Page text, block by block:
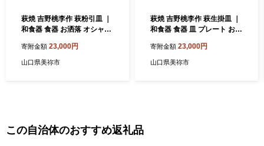
萩焼 吉野桃李作 萩粉引皿 ｜
和食器 食器 お洒落 オシャレ
キッチン 山口 美祢市 美祢 特
産品
寄附金額 23,000円
山口県美祢市
萩焼 吉野桃李作 萩生掛皿 ｜
和食器 食器 皿 プレート お洒
名産品 山口 美祢 特産品
寄附金額 23,000円
山口県美祢市
この自治体のおすすめ返礼品